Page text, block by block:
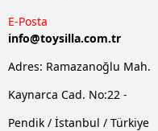
E-Posta
info@toysilla.com.tr
Adres: Ramazanoğlu Mah.
Kaynarca Cad. No:22 -
Pendik / İstanbul / Türkiye